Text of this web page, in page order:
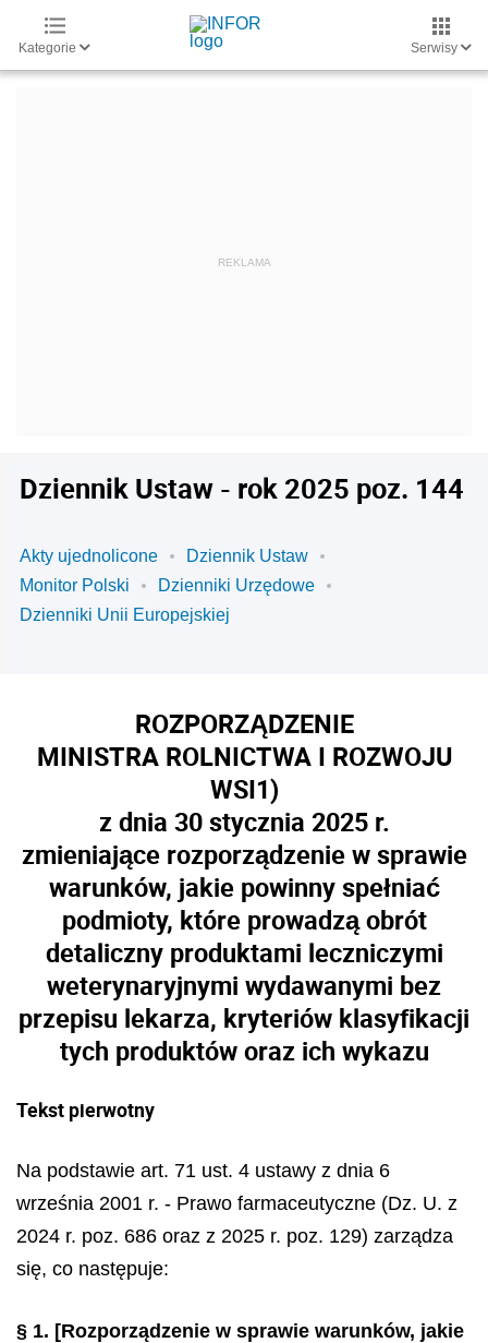
Kategorie Serwisy
Dziennik Ustaw - rok 2025 poz. 144
Akty ujednolicone
Dziennik Ustaw
Monitor Polski
Dzienniki Urzędowe
Dzienniki Unii Europejskiej
ROZPORZĄDZENIE
MINISTRA ROLNICTWA I ROZWOJU
WSI1)
z dnia 30 stycznia 2025 r.
zmieniające rozporządzenie w sprawie
warunków, jakie powinny spełniać
podmioty, które prowadzą obrót
detaliczny produktami leczniczymi
weterynaryjnymi wydawanymi bez
przepisu lekarza, kryteriów klasyfikacji
tych produktów oraz ich wykazu
Tekst pierwotny
Na podstawie art. 71 ust. 4 ustawy z dnia 6
września 2001 r. - Prawo farmaceutyczne (Dz. U. z
2024 r. poz. 686 oraz z 2025 r. poz. 129) zarządza
się, co następuje:
§ 1. [Rozporządzenie w sprawie warunków, jakie